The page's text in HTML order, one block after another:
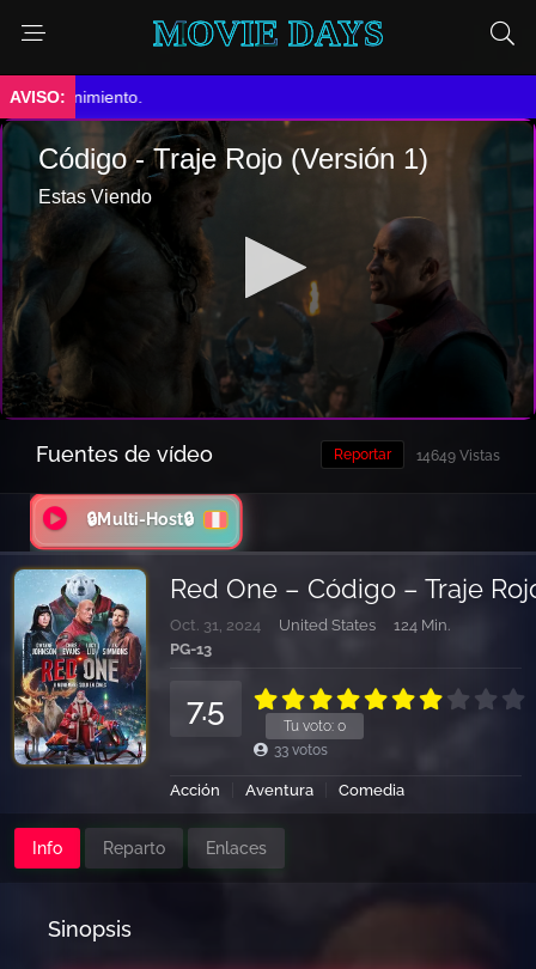
MOVIE DAYS
Fuentes de vídeo 14649 Vistas
Reportar
🔒Multi-Host🔒
Red One – Código – Traje
Oct. 31, 2024 United States
124 Min.
PG-13
Tu voto: 0
7.5
33 votos
Acción Aventura Comedia
Info Reparto Enlaces
Sinopsis